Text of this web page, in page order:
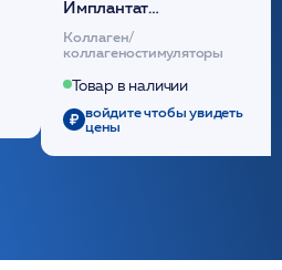
Имплантат
внутридермальный,
стерильный на основе
полидиоксанона
/ULTRACOL
Коллаген/
коллагеностимуляторы
Товар в наличии
войдите чтобы увидеть
цены